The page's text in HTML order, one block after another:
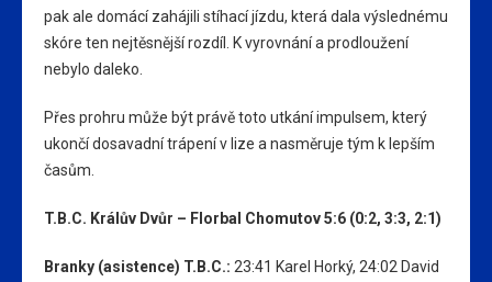
pak ale domácí zahájili stíhací jízdu, která dala výslednému
skóre ten nejtěsnější rozdíl. K vyrovnání a prodloužení
nebylo daleko.
Přes prohru může být právě toto utkání impulsem, který
ukončí dosavadní trápení v lize a nasměruje tým k lepším
časům.
T.B.C. Králův Dvůr – Florbal Chomutov 5:6 (0:2, 3:3, 2:1)
Branky (asistence) T.B.C.: 23:41 Karel Horký, 24:02 David